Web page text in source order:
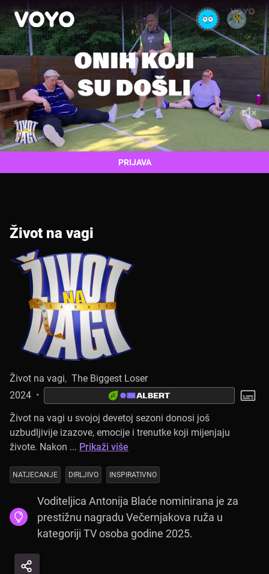
Život na vagi
Život na vagi, The Biggest Loser
2024 •
Život na vagi u svojoj devetoj sezoni donosi još
uzbudljivije izazove, emocije i trenutke koji mijenjaju
živote. Nakon ... Prikaži više
NATJECANJE DIRLJIVO INSPIRATIVNO
Voditeljica Antonija Blaće nominirana je za
prestižnu nagradu Večernjakova ruža u
kategoriji TV osoba godine 2025.
PRIJAVA